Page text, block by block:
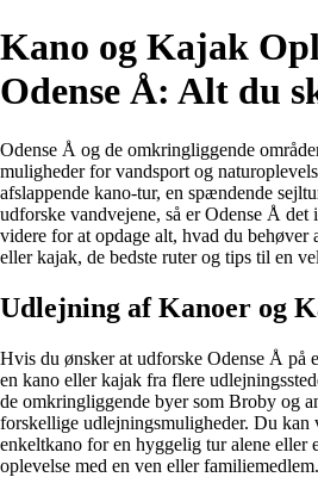
Kano og Kajak
Odense Å: Alt du
Odense Å og de omkringliggende
muligheder for vandsport og
afslappende kano-tur, en spændende
udforske vandvejene, så er Odense Å
videre for at opdage alt, hvad du behøver
eller kajak, de bedste ruter og tips til en
Udlejning af Kanoer og
Hvis du ønsker at udforske Odense Å på
en kano eller kajak fra flere
de omkringliggende byer som Broby og
forskellige udlejningsmuligheder. Du kan
enkeltkano for en hyggelig tur alene eller
oplevelse med en ven eller familiemedlem.